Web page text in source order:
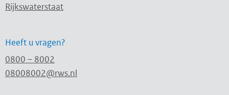
Rijkswaterstaat
Heeft u vragen?
0800 – 8002
08008002@rws.nl